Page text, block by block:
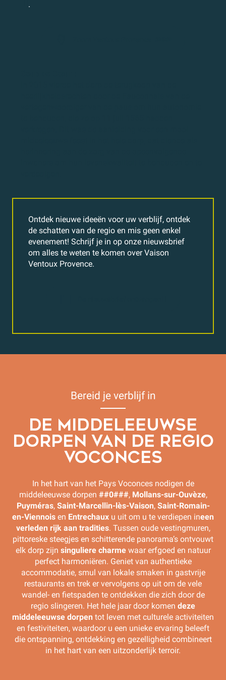
.
Ontdek nieuwe ideeën voor uw verblijf, ontdek
de schatten van de regio en mis geen enkel
evenement! Schrijf je in op onze nieuwsbrief
om alles te weten te komen over Vaison
Ventoux Provence.
Bereid je verblijf in
DE MIDDELEEUWSE
DORPEN VAN DE REGIO
VOCONCES
In het hart van het Pays Voconces nodigen de
middeleeuwse dorpen ##0###, Mollans-sur-Ouvèze,
Puyméras, Saint-Marcellin-lès-Vaison, Saint-Romain-
en-Viennois en Entrechaux u uit om u te verdiepen ineen
verleden rijk aan tradities. Tussen oude vestingmuren,
pittoreske steegjes en schitterende panorama’s ontvouwt
elk dorp zijn singuliere charmewaar erfgoed en natuur
perfect harmoniëren. Geniet van authentieke
accommodatie, smul van lokale smaken in gastvrije
restaurants en trek er vervolgens op uit om de vele
wandel- en fietspaden te ontdekken die zich door de
regio slingeren. Het hele jaar door komen deze
middeleeuwse dorpen tot leven met culturele activiteiten
en festiviteiten, waardoor u een unieke ervaring beleeft
die ontspanning, ontdekking en gezelligheid combineert
in het hart van een uitzonderlijk terroir.